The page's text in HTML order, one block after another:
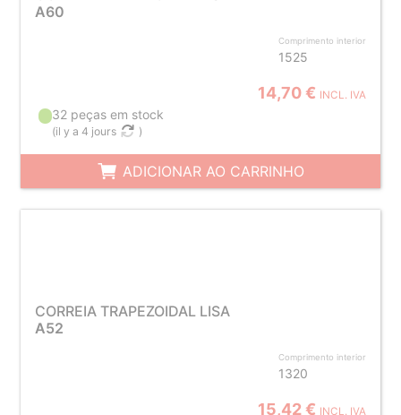
A60
Comprimento interior
1525
14,70 € INCL. IVA
32 peças em stock
(il y a 4 jours )
ADICIONAR AO CARRINHO
CORREIA TRAPEZOIDAL LISA
A52
Comprimento interior
1320
15,42 € INCL. IVA